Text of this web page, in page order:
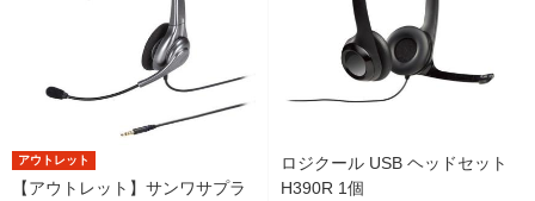
アウトレット
【アウトレット】サンワサプラ
ロジクール USB ヘッドセット
H390R 1個